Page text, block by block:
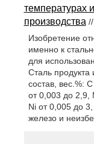
температурах
производства
Изобретение
именно к
для
Сталь
состав, вес.%:
от 0,003 до 2,9,
Ni от 0,005 до
железо и